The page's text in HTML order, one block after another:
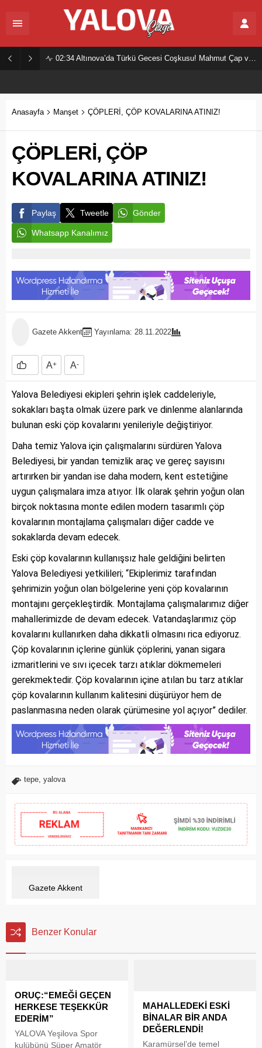
02:34 Altınova’da Türkü Gecesi Coşkusu! Mahmut Çap ve Ekibi Vatandaşları Buluşturdu
Anasayfa Manşet ÇÖPLERİ, ÇÖP KOVALARINA ATINIZ!
ÇÖPLERİ, ÇÖP
KOVALARINA ATINIZ!
Paylaş Tweetle Gönder
Whatsapp Kanalımız
Gazete Akkent Yayınlama: 28.11.2022
A+ A-
Yalova Belediyesi ekipleri şehrin işlek caddeleriyle,
sokakları başta olmak üzere park ve dinlenme alanlarında
bulunan eski çöp kovalarını yenileriyle değiştiriyor.
Daha temiz Yalova için çalışmalarını sürdüren Yalova
Belediyesi, bir yandan temizlik araç ve gereç sayısını
artırırken bir yandan ise daha modern, kent estetiğine
uygun çalışmalara imza atıyor. İlk olarak şehrin yoğun olan
birçok noktasına monte edilen modern tasarımlı çöp
kovalarının montajlama çalışmaları diğer cadde ve
sokaklarda devam edecek.
Eski çöp kovalarının kullanışsız hale geldiğini belirten
Yalova Belediyesi yetkilileri; “Ekiplerimiz tarafından
şehrimizin yoğun olan bölgelerine yeni çöp kovalarının
montajını gerçekleştirdik. Montajlama çalışmalarımız diğer
mahallerimizde de devam edecek. Vatandaşlarımız çöp
kovalarını kullanırken daha dikkatli olmasını rica ediyoruz.
Çöp kovalarının içlerine günlük çöplerini, yanan sigara
izmaritlerini ve sıvı içecek tarzı atıklar dökmemeleri
gerekmektedir. Çöp kovalarının içine atılan bu tarz atıklar
çöp kovalarının kullanım kalitesini düşürüyor hem de
paslanmasına neden olarak çürümesine yol açıyor” dediler.
tepe yalova
Gazete Akkent
Benzer Konular
ORUÇ:“EMEĞİ GEÇEN
HERKESE TEŞEKKÜR
EDERİM”
YALOVA Yeşilova Spor
kulübünü Süper Amatör
MAHALLEDEKİ ESKİ
BİNALAR BİR ANDA
DEĞERLENDİ!
Karamürsel’de temel